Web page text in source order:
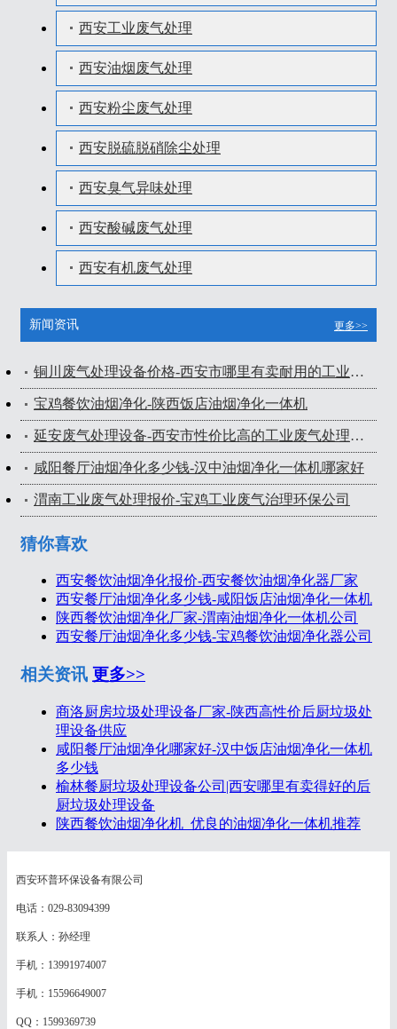
西安工业废气处理
西安油烟废气处理
西安粉尘废气处理
西安脱硫脱硝除尘处理
西安臭气异味处理
西安酸碱废气处理
西安有机废气处理
更多>>
新闻资讯
铜川废气处理设备价格-西安市哪里有卖耐用的工业废气处理设备
宝鸡餐饮油烟净化-陕西饭店油烟净化一体机
延安废气处理设备-西安市性价比高的工业废气处理设备出售
咸阳餐厅油烟净化多少钱-汉中油烟净化一体机哪家好
渭南工业废气处理报价-宝鸡工业废气治理环保公司
猜你喜欢
西安餐饮油烟净化报价-西安餐饮油烟净化器厂家
西安餐厅油烟净化多少钱-咸阳饭店油烟净化一体机
陕西餐饮油烟净化厂家-渭南油烟净化一体机公司
西安餐厅油烟净化多少钱-宝鸡餐饮油烟净化器公司
相关资讯 更多>>
商洛厨房垃圾处理设备厂家-陕西高性价后厨垃圾处
理设备供应
咸阳餐厅油烟净化哪家好-汉中饭店油烟净化一体机
多少钱
榆林餐厨垃圾处理设备公司|西安哪里有卖得好的后
厨垃圾处理设备
陕西餐饮油烟净化机_优良的油烟净化一体机推荐
西安环普环保设备有限公司
电话：029-83094399
联系人：孙经理
手机：13991974007
手机：15596649007
QQ：1599369739